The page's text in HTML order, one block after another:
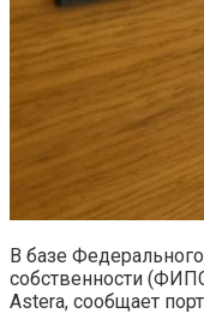
В базе
собственности
Astera, сообщает